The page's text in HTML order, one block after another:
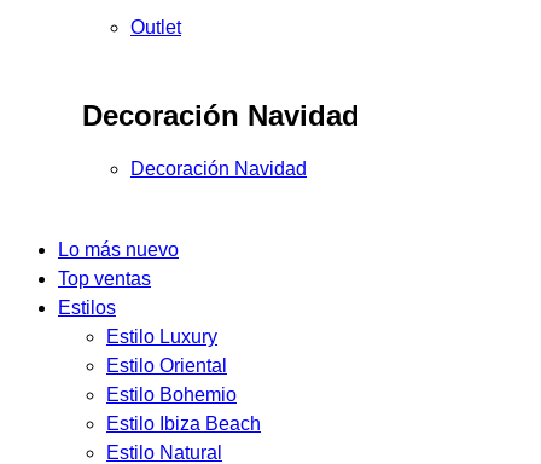
Outlet
Decoración Navidad
Decoración Navidad
Lo más nuevo
Top ventas
Estilos
Estilo Luxury
Estilo Oriental
Estilo Bohemio
Estilo Ibiza Beach
Estilo Natural